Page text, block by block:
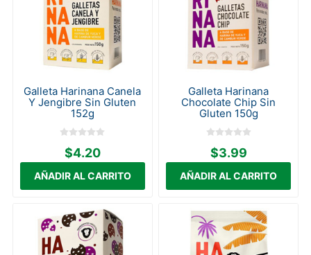
Galleta Harinana Canela
Y Jengibre Sin Gluten
152g
$4.20
Galleta Harinana
Chocolate Chip Sin
Gluten 150g
$3.99